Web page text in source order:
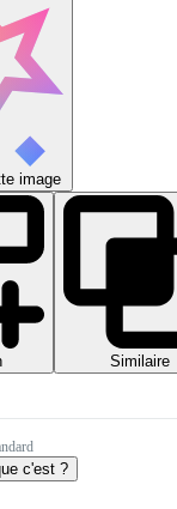
image
Similaire
c'est ?